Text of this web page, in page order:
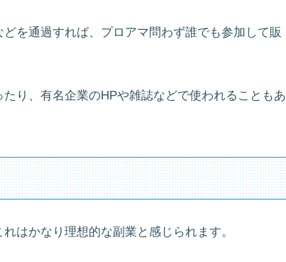
を通過すれば、プロアマ問わず誰でも参加して販
り、有名企業のHPや雑誌などで使われることもあ
はかなり理想的な副業と感じられます。